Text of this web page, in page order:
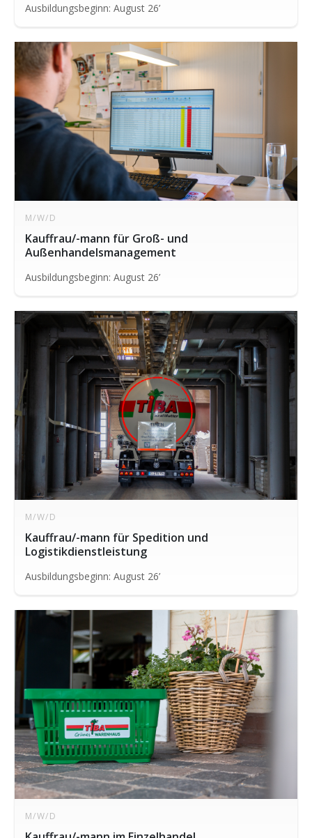
Ausbildungsbeginn: August 26’
M/W/D
Kauffrau/-mann für Groß- und
Außenhandelsmanagement
Ausbildungsbeginn: August 26’
M/W/D
Kauffrau/-mann für Spedition und
Logistikdienstleistung
Ausbildungsbeginn: August 26’
M/W/D